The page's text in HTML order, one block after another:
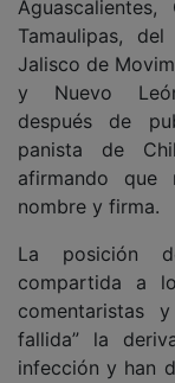
Tamaulipas,
Jalisco de
y Nuevo
después de
panista de
afirmando
nombre y firma.
La posición
compartida a
comentaristas
fallida” la
infección y han